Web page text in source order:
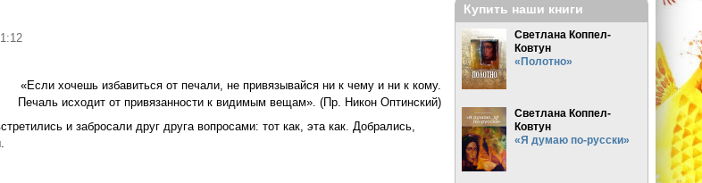
«Если хочешь избавиться от печали, не привязывайся ни к чему и ни к кому.
Печаль исходит от привязанности к видимым вещам». (Пр. Никон Оптинский)
и забросали друг друга вопросами: тот как, эта как. Добрались,
Купить наши книги
Светлана Коппел-
Ковтун
«Полотно»
Светлана Коппел-
Ковтун
«Я думаю по-русски»